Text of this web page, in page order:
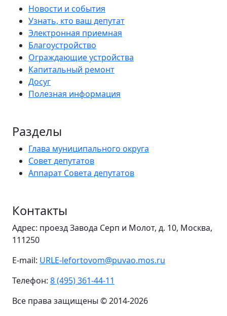
Новости и события
Узнать, кто ваш депутат
Электронная приемная
Благоустройство
Ограждающие устройства
Капитальный ремонт
Досуг
Полезная информация
Разделы
Глава муниципального округа
Совет депутатов
Аппарат Совета депутатов
Контакты
Адрес: проезд Завода Серп и Молот, д. 10, Москва,
111250
E-mail: URLE-lefortovom@puvao.mos.ru
Телефон: 8 (495) 361-44-11
Все права защищены © 2014-2026